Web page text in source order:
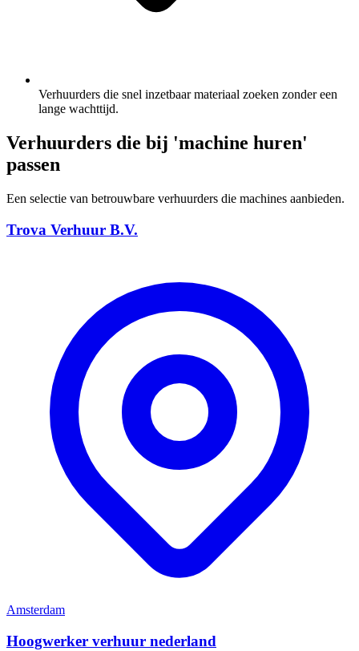
Verhuurders die snel inzetbaar materiaal zoeken zonder een
lange wachttijd.
Verhuurders die bij 'machine huren'
passen
Een selectie van betrouwbare verhuurders die machines aanbieden.
Trova Verhuur B.V.
Amsterdam
Hoogwerker verhuur nederland